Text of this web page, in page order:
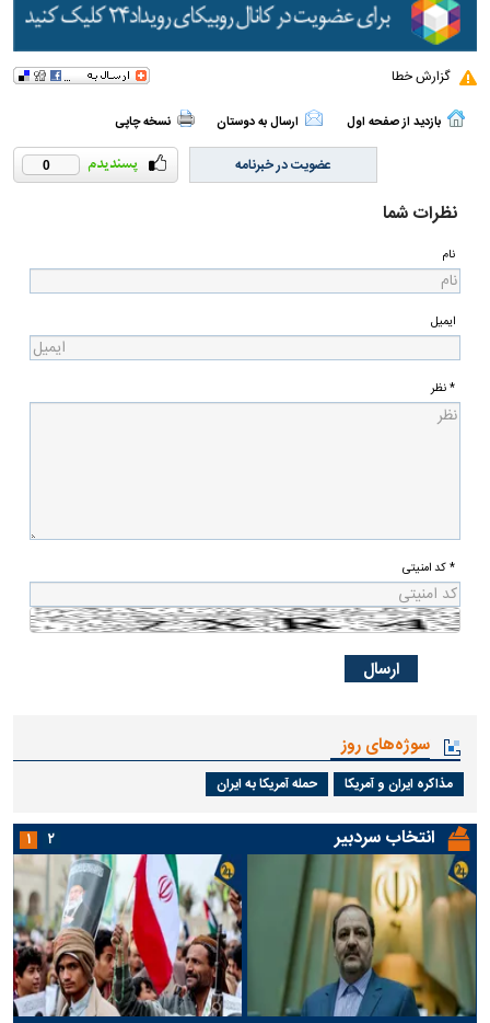
گزارش خطا
بازدید از صفحه اول ارسال به دوستان نسخه چاپی
0 عضویت در خبرنامه
نظرات شما
نام
ایمیل
* نظر
* کد امنیتی
سوژه‌های روز
مذاکره ایران و آمریکا حمله آمریکا به ایران
انتخاب سردبیر ۱ ۲